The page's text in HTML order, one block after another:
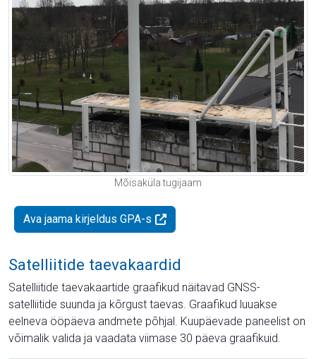
Mõisaküla tugijaam
Ava jaama kirjeldus GPA-s
Satelliitide taevakaardid
Satelliitide taevakaartide graafikud näitavad GNSS-
satelliitide suunda ja kõrgust taevas. Graafikud luuakse
eelneva ööpäeva andmete põhjal. Kuupäevade paneelist on
võimalik valida ja vaadata viimase 30 päeva graafikuid.